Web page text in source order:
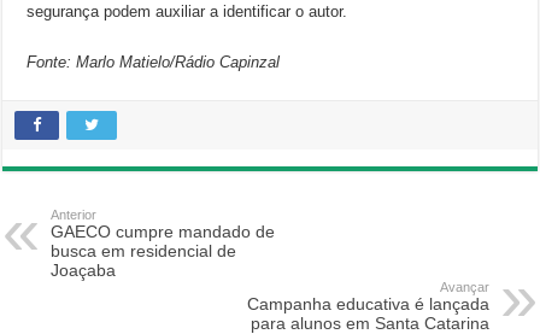
segurança podem auxiliar a identificar o autor.
Fonte: Marlo Matielo/Rádio Capinzal
Anterior
GAECO cumpre mandado de
busca em residencial de
Joaçaba
Avançar
Campanha educativa é lançada
para alunos em Santa Catarina